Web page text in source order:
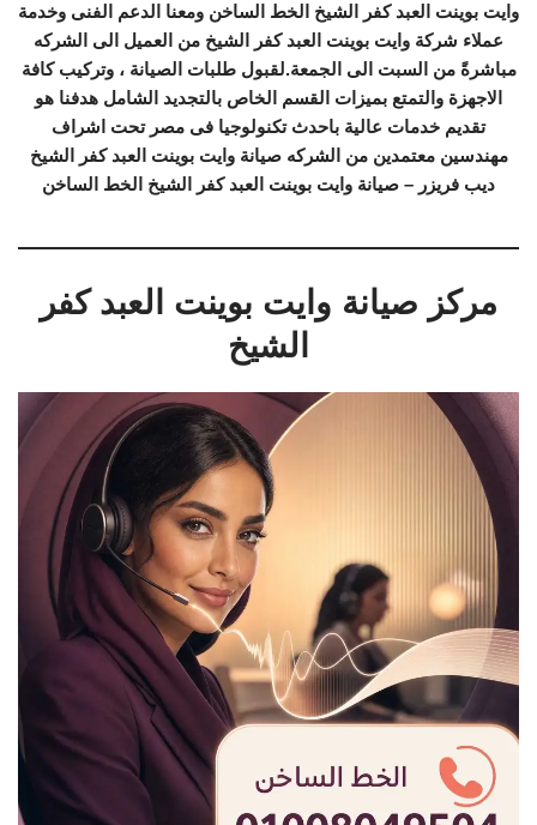
وايت بوينت العبد كفر الشيخ الخط الساخن ومعنا الدعم الفنى وخدمة
عملاء شركة وايت بوينت العبد كفر الشيخ من العميل الى الشركه
مباشرةً من السبت الى الجمعة.لقبول طلبات الصيانة ، وتركيب كافة
الاجهزة والتمتع بميزات القسم الخاص بالتجديد الشامل هدفنا هو
تقديم خدمات عالية باحدث تكنولوجيا فى مصر تحت اشراف
مهندسين معتمدين من الشركه صيانة وايت بوينت العبد كفر الشيخ
ديب فريزر – صيانة وايت بوينت العبد كفر الشيخ الخط الساخن
مركز صيانة وايت بوينت العبد كفر
الشيخ